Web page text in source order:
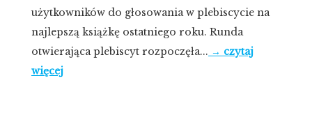
użytkowników do głosowania w plebiscycie na
najlepszą książkę ostatniego roku. Runda
otwierająca plebiscyt rozpoczęła... → czytaj
więcej